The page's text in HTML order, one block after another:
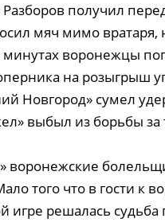
получил
мяч мимо вратаря,
воронежцы
на розыгрыш
Новгород» сумел
выбыл из борьбы
того что в гости к
игре решалась судьба